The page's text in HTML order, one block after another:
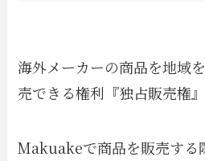
海外メーカーの商品を地域
売できる権利『独占販売権』
Makuakeで商品を販売する